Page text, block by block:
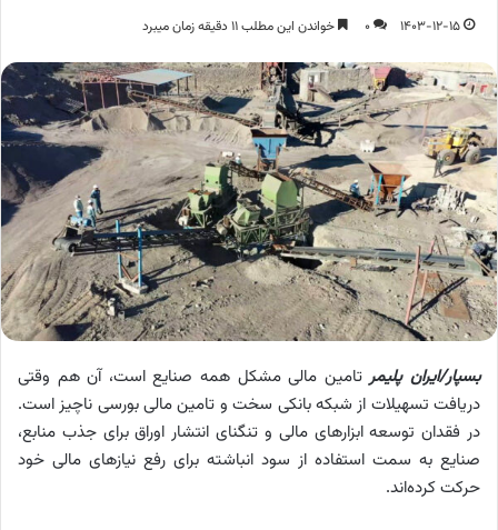
1403-12-15
0 خواندن این مطلب 11 دقیقه زمان میبرد
بسپار/ایران پلیمرتامین مالی مشکل همه صنایع است، آن هم وقتی
دریافت تسهیلات از شبکه بانکی سخت و تامین مالی بورسی ناچیز است.
در فقدان توسعه ابزارهای مالی و تنگنای انتشار اوراق برای جذب منابع،
صنایع به سمت استفاده از سود انباشته برای رفع نیازهای مالی خود
حرکت کرده‌اند.